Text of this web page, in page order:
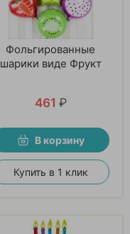
Фольгированные
шарики виде Фрукт
461 ₽
В корзину
Купить в 1 клик